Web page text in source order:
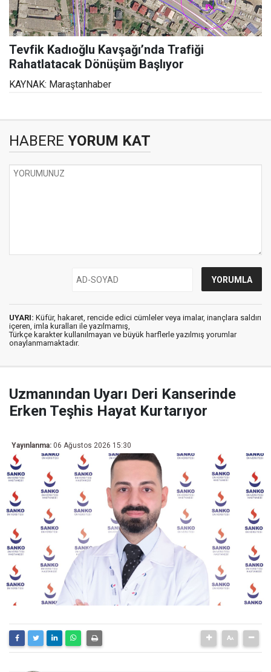
Tevfik Kadıoğlu Kavşağı’nda Trafiği
Rahatlatacak Dönüşüm Başlıyor
KAYNAK: Maraştanhaber
HABERE YORUM KAT
UYARI: Küfür, hakaret, rencide edici cümleler veya imalar, inançlara saldırı
içeren, imla kuralları ile yazılmamış,
Türkçe karakter kullanılmayan ve büyük harflerle yazılmış yorumlar
onaylanmamaktadır.
Uzmanından Uyarı Deri Kanserinde
Erken Teşhis Hayat Kurtarıyor
Yayınlanma: 06 Ağustos 2026 15:30